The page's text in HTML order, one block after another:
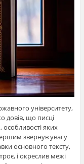
університету,
довів, що писці
яких
звернув увагу
основного тексту,
і окреслив межі